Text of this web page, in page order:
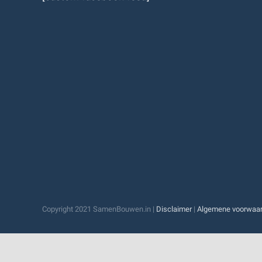
Copyright 2021 SamenBouwen.in | Disclaimer| Algemene